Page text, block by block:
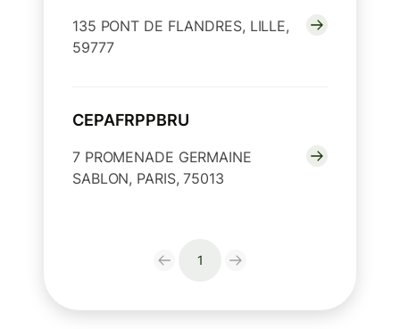
135 PONT DE FLANDRES, LILLE,
59777
CEPAFRPPBRU
7 PROMENADE GERMAINE
SABLON, PARIS, 75013
1